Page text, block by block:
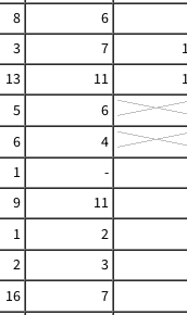
8
6
3 7
13 11
5
6
6
4
1
-
9
11
1
2
2
3
16
7